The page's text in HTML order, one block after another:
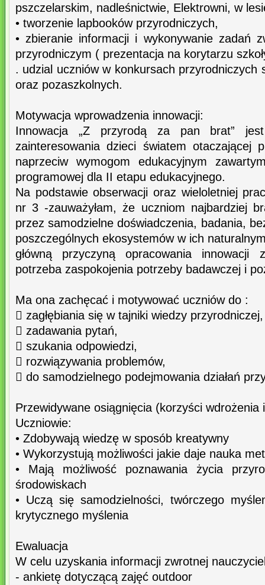
pszczelarskim, nadleśnictwie, Elektrowni, w
• tworzenie lapbooków przyrodniczych,
• zbieranie informacji i wykonywanie zadań
przyrodniczym ( prezentacja na korytarzu
. udzial uczniów w konkursach przyrodniczych
oraz pozaszkolnych.
Motywacja wprowadzenia innowacji:
Innowacja „Z przyrodą za pan brat”
zainteresowania dzieci światem otaczającej
naprzeciw wymogom edukacyjnym
programowej dla II etapu edukacyjnego.
Na podstawie obserwacji oraz wieloletniej
nr 3 -zauważyłam, że uczniom najbardziej
przez samodzielne doświadczenia, badania,
poszczególnych ekosystemów w ich
główną przyczyną opracowania innowacji
potrzeba zaspokojenia potrzeby badawczej i
Ma ona zachęcać i motywować uczniów do :
 zagłębiania się w tajniki wiedzy przyrodniczej,
 zadawania pytań,
 szukania odpowiedzi,
 rozwiązywania problemów,
 do samodzielnego podejmowania działań
Przewidywane osiągnięcia (korzyści wdrożenia
Uczniowie:
• Zdobywają wiedzę w sposób kreatywny
• Wykorzystują możliwości jakie daje nauka
• Mają możliwość poznawania życia
środowiskach
• Uczą się samodzielności, twórczego
krytycznego myślenia
Ewaluacja
W celu uzyskania informacji zwrotnej
- ankietę dotyczącą zajęć outdoor